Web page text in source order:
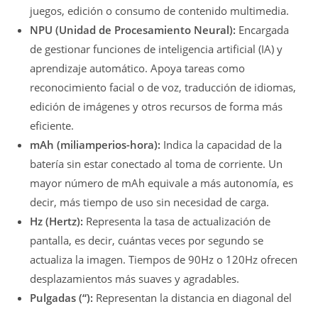
juegos, edición o consumo de contenido multimedia.
NPU (Unidad de Procesamiento Neural): Encargada
de gestionar funciones de inteligencia artificial (IA) y
aprendizaje automático. Apoya tareas como
reconocimiento facial o de voz, traducción de idiomas,
edición de imágenes y otros recursos de forma más
eficiente.
mAh (miliamperios-hora): Indica la capacidad de la
batería sin estar conectado al toma de corriente. Un
mayor número de mAh equivale a más autonomía, es
decir, más tiempo de uso sin necesidad de carga.
Hz (Hertz): Representa la tasa de actualización de
pantalla, es decir, cuántas veces por segundo se
actualiza la imagen. Tiempos de 90Hz o 120Hz ofrecen
desplazamientos más suaves y agradables.
Pulgadas (“): Representan la distancia en diagonal del